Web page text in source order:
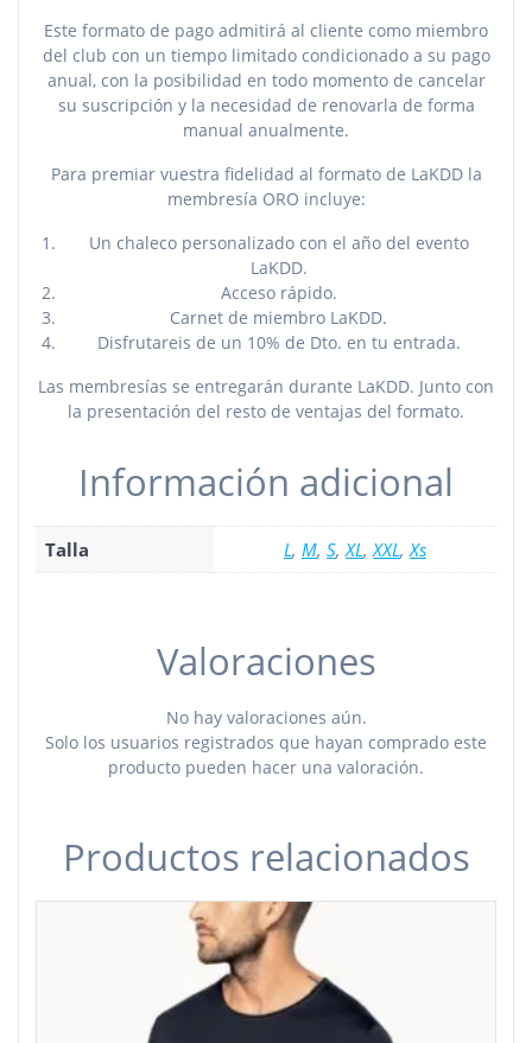
Este formato de pago admitirá al cliente como miembro
del club con un tiempo limitado condicionado a su pago
anual, con la posibilidad en todo momento de cancelar
su suscripción y la necesidad de renovarla de forma
manual anualmente.
Para premiar vuestra fidelidad al formato de LaKDD la
membresía ORO incluye:
Un chaleco personalizado con el año del evento
LaKDD.
Acceso rápido.
Carnet de miembro LaKDD.
Disfrutareis de un 10% de Dto. en tu entrada.
Las membresías se entregarán durante LaKDD. Junto con
la presentación del resto de ventajas del formato.
Información adicional
Talla L, M, S,XL,XXL,Xs
Valoraciones
No hay valoraciones aún.
Solo los usuarios registrados que hayan comprado este
producto pueden hacer una valoración.
Productos relacionados